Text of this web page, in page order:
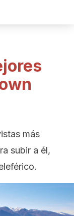
más
subir a él,